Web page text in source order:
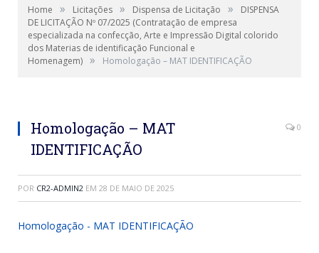
Home » Licitações » Dispensa de Licitação »
DISPENSA
DE LICITAÇÃO Nº 07/2025 (Contratação de empresa
especializada na confecção, Arte e Impressão Digital colorido
dos Materias de identificação Funcional e
Homenagem) » Homologação – MAT IDENTIFICAÇÃO
Homologação – MAT
IDENTIFICAÇÃO
0
POR CR2-ADMIN2 EM 28 DE MAIO DE 2025
Homologação - MAT IDENTIFICAÇÃO